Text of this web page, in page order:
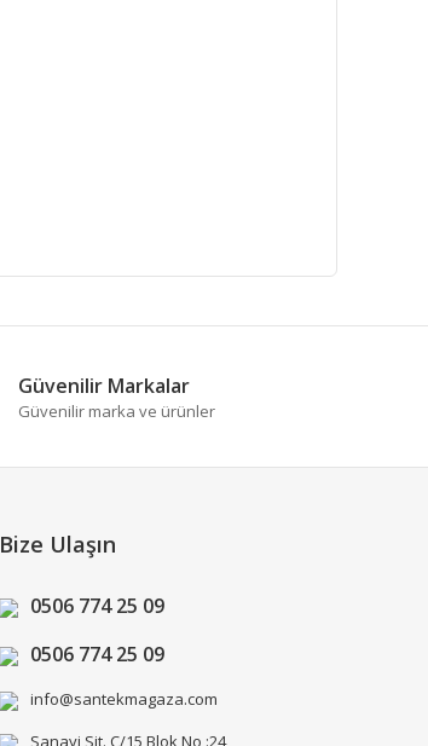
Güvenilir Markalar
Güvenilir marka ve ürünler
Bize Ulaşın
0506 774 25 09
0506 774 25 09
info@santekmagaza.com
Sanayi Sit. C/15 Blok No :24